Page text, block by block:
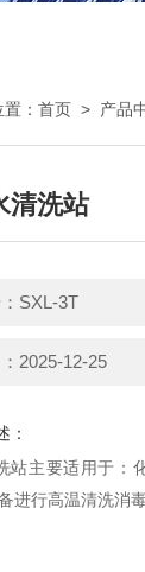
： 首页 > 产品
清洗站
SXL-3T
2025-12-25
：
站主要适用于：
进行高温清洗消毒